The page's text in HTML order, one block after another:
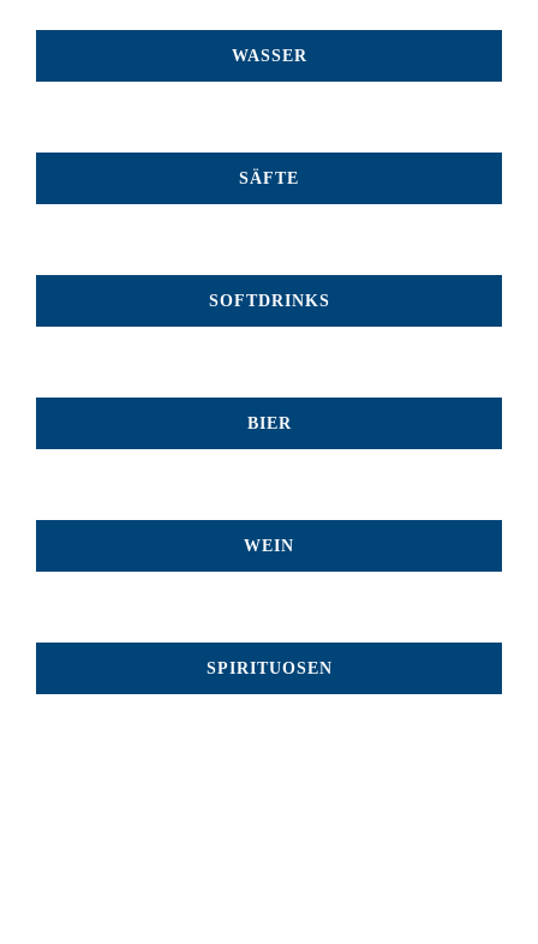
WASSER
SÄFTE
SOFTDRINKS
BIER
WEIN
SPIRITUOSEN